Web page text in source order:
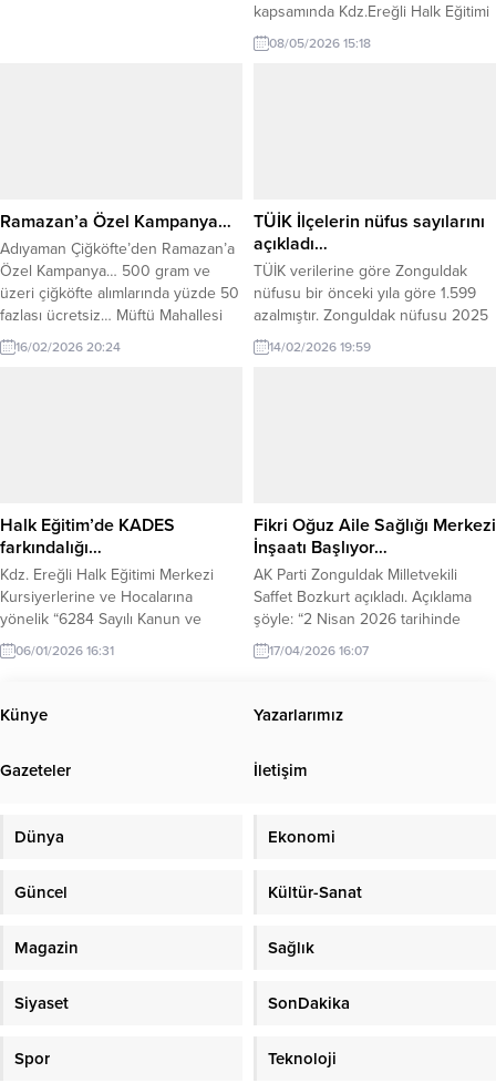
kapsamında Kdz.Ereğli Halk Eğitimi
Merkezi kursiyerleri ve hocalarına,
bağımlılıkla ilgili seminer
rolüne dikkat çekerek, özellikle
annelerin bilinçlendirilmesinin
önemini vurguladı. Yetkililer,...
08/05/2026 15:18
Ramazan’a Özel Kampanya…
Adıyaman Çiğköfte’den Ramazan’a
Özel Kampanya… 500 gram ve
üzeri çiğköfte alımlarında yüzde 50
fazlası ücretsiz… Müftü Mahallesi
Erdemir Caddesi’nde, Ereylin AVM
yanında hizmet veren Ramazan
Çiğköfte,...
16/02/2026 20:24
TÜİK İlçelerin nüfus sayılarını
açıkladı…
TÜİK verilerine göre Zonguldak
nüfusu bir önceki yıla göre 1.599
azalmıştır. Zonguldak nüfusu 2025
yılına göre 585.203’dir. Bu nüfus,
290.246 erkek ve 294.957
Merkez-115.279 Çaycuma-91.796
Devrek-56.900 Kozlu-50.616...
14/02/2026 19:59
Halk Eğitim’de KADES
farkındalığı…
Kdz. Ereğli Halk Eğitimi Merkezi
Kursiyerlerine ve Hocalarına
yönelik “6284 Sayılı Kanun ve
KADES Uygulaması
Bilgilendirme/Bilinçlendirme
06/01/2026 16:31
Fikri Oğuz Aile Sağlığı Merkezi
İnşaatı Başlıyor…
AK Parti Zonguldak Milletvekili
Saffet Bozkurt açıkladı. Açıklama
şöyle: “2 Nisan 2026 tarihinde
ihalesi yapılan Fikri Oğuz Aile
Sağlığı Merkezi yapım
yer teslimi yapılmış olup
17/04/2026 16:07
Künye Yazarlarımız
Gazeteler İletişim
Dünya Ekonomi
Güncel Kültür-Sanat
Magazin Sağlık
Siyaset SonDakika
Spor Teknoloji